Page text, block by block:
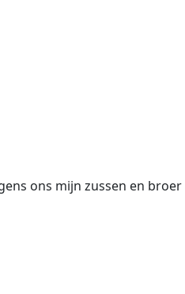
ons mijn zussen en